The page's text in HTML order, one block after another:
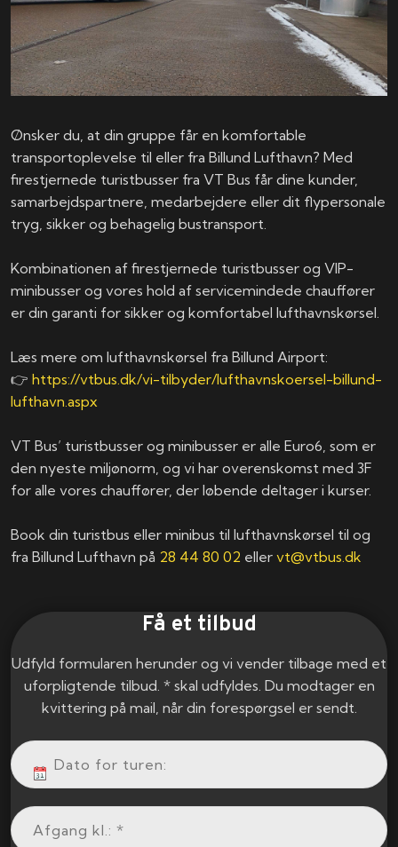
​Ønsker du, at din gruppe får en komfortable
transportoplevelse til eller fra Billund Lufthavn? Med
firestjernede turistbusser fra VT Bus får dine kunder,
samarbejdspartnere, medarbejdere eller dit flypersonale
tryg, sikker og behagelig bustransport.
Kombinationen af firestjernede turistbusser og VIP-
minibusser og vores hold af servicemindede chauffører
er din garanti for sikker og komfortabel lufthavnskørsel.
Læs mere om lufthavnskørsel fra Billund Airport:
👉https://vtbus.dk/vi-tilbyder/lufthavnskoersel-billund-
lufthavn.aspx
VT Bus’ turistbusser og minibusser er alle Euro6, som er
den nyeste miljønorm, og vi har overenskomst med 3F
for alle vores chauffører, der løbende deltager i kurser.
Book din turistbus eller minibus til lufthavnskørsel til og
fra Billund Lufthavn på 28 44 80 02 ellervt@vtbus.dk
Få et tilbud
Udfyld formularen herunder og vi vender tilbage med et
uforpligtende tilbud. * skal udfyldes. Du modtager en
kvittering på mail, når din forespørgsel er sendt.